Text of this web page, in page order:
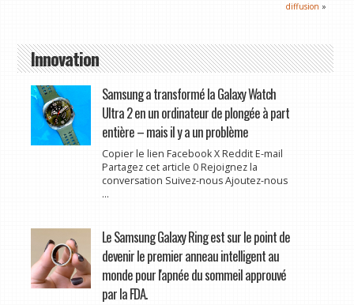
diffusion »
Innovation
Samsung a transformé la Galaxy Watch
Ultra 2 en un ordinateur de plongée à part
entière – mais il y a un problème
Copier le lien Facebook X Reddit E-mail
Partagez cet article 0 Rejoignez la
conversation Suivez-nous Ajoutez-nous
...
Le Samsung Galaxy Ring est sur le point de
devenir le premier anneau intelligent au
monde pour l'apnée du sommeil approuvé
par la FDA.